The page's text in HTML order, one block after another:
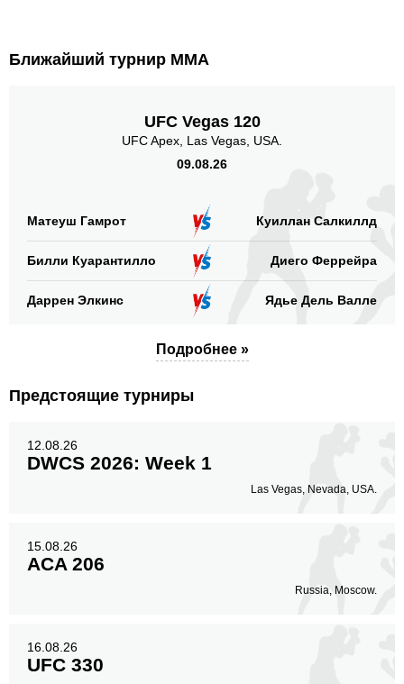
Ближайший турнир ММА
UFC Vegas 120
UFC Apex, Las Vegas, USA.
09.08.26
Матеуш Гамрот Куиллан Салкиллд
Билли Куарантилло Диего Феррейра
Даррен Элкинс Ядье Дель Валле
Подробнее »
Предстоящие турниры
12.08.26
DWCS 2026: Week 1
Las Vegas, Nevada, USA.
15.08.26
ACA 206
Russia, Moscow.
16.08.26
UFC 330